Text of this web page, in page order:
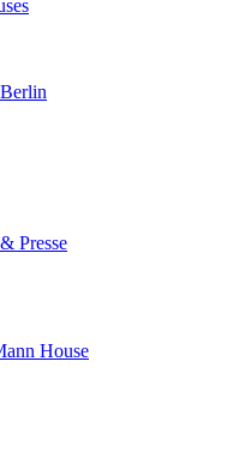
Presse
House